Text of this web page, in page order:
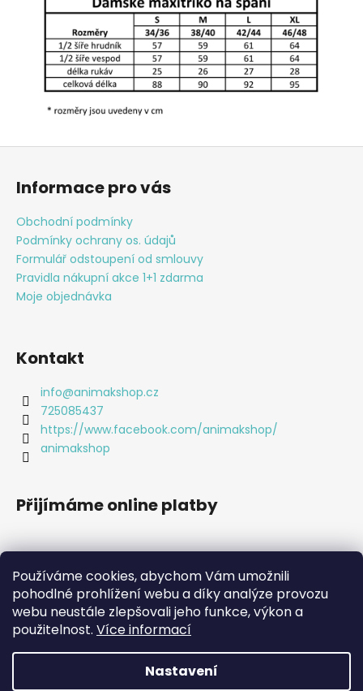
Používáme cookies, abychom Vám umožnili
pohodlné prohlížení webu a díky analýze provozu
webu neustále zlepšovali jeho funkce, výkon a
použitelnost. Více informací
Nastavení
Informace pro vás
Obchodní podmínky
Podmínky ochrany os. údajů
Formulář odstoupení od smlouvy
Pravidla nákupní akce 1+1 zdarma
Moje objednávka
Kontakt
info@animakshop.cz
725085437
https://www.facebook.com/animakshop/
animakshop
Přijímáme online platby